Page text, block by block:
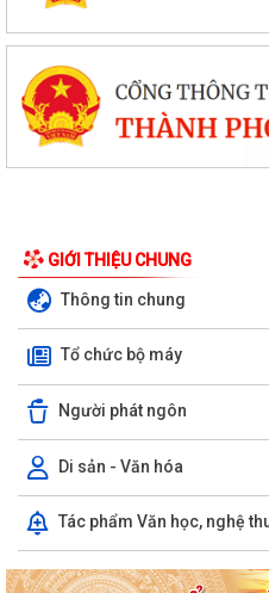
GIỚI THIỆU CHUNG
Thông tin chung
Tổ chức bộ máy
Người phát ngôn
Di sản - Văn hóa
Tác phẩm Văn học, nghệ
PHƯỜNG NGÔ QUYỀN: KỊP THỜI
CHO HỌC SINH CÓ HOÀN CẢNH